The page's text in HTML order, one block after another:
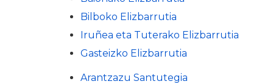
Bilboko Elizbarrutia
Iruñea eta Tuterako Elizbarrutia
Gasteizko Elizbarrutia
Arantzazu Santutegia